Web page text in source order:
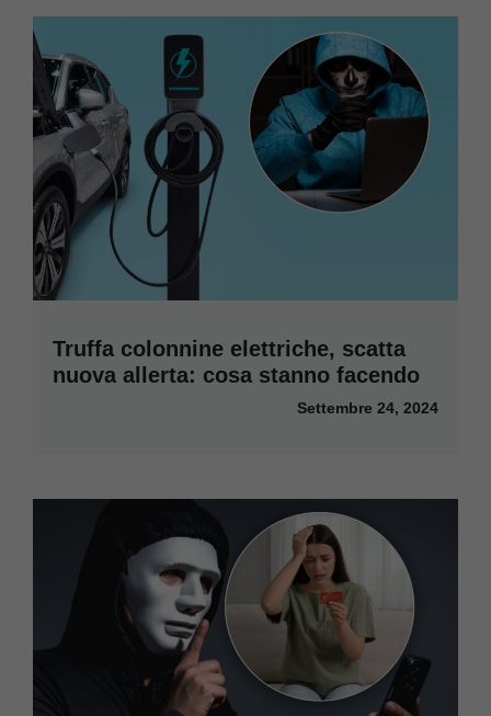
Truffa colonnine elettriche, scatta
nuova allerta: cosa stanno facendo
Settembre 24, 2024